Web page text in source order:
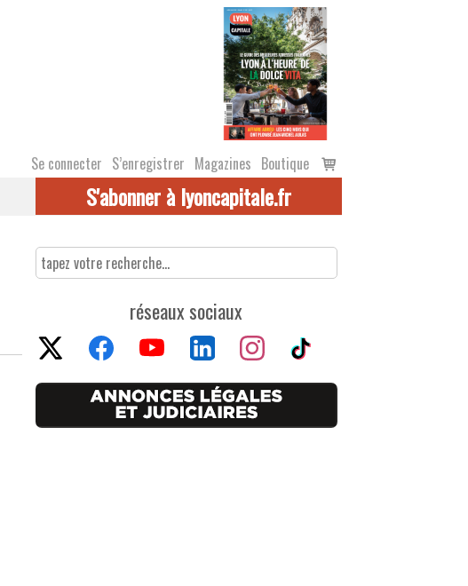
Se connecter S’enregistrer Magazines Boutique
Voir
le
S'abonner à lyoncapitale.fr
réseaux sociaux